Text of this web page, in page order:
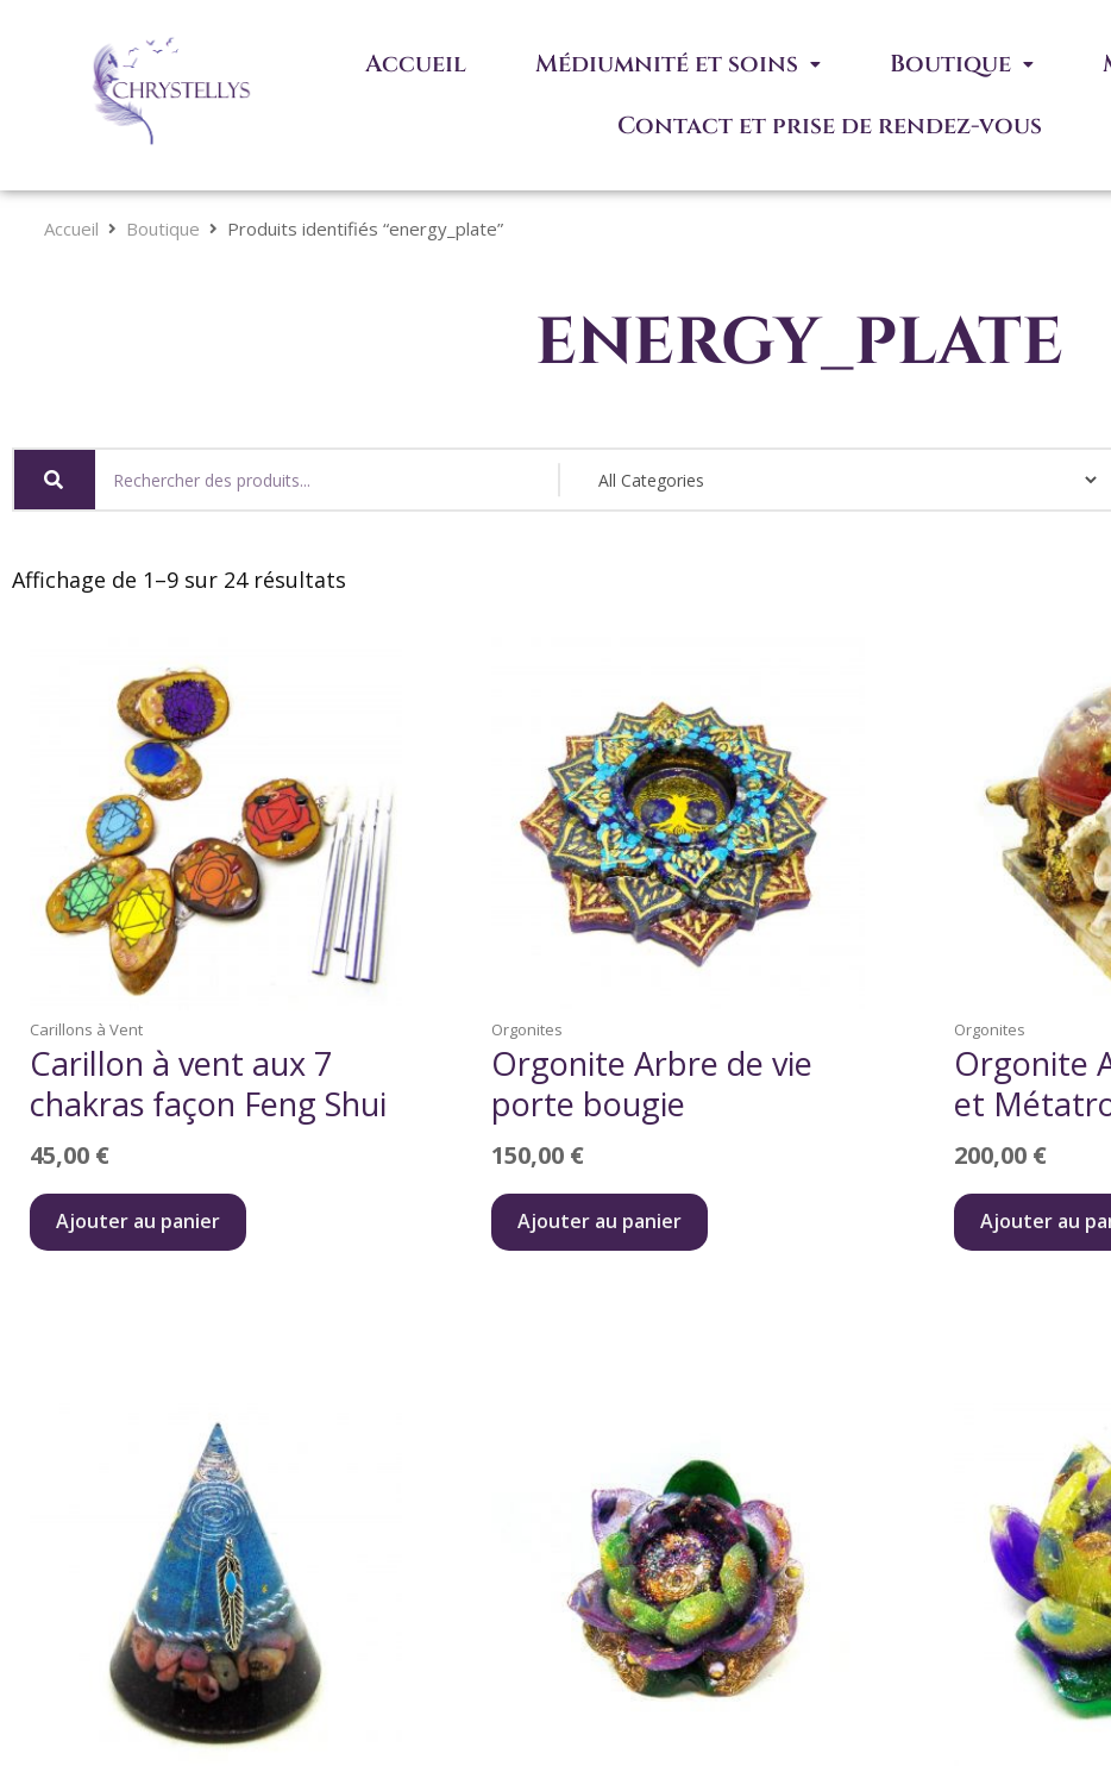
Accueil Médiumnité et soins Boutique
Contact et prise de rendez-vous
Accueil Boutique Produits identifiés “energy_plate”
energy_plate
Affichage de 1–9 sur 24 résultats
Carillons à Vent
Carillon à vent aux 7
chakras façon Feng Shui
45,00 €
Ajouter au panier
Orgonites
Orgonite Arbre de vie
porte bougie
150,00 €
Ajouter au panier
Orgonites
Orgonite
et
200,00 €
Ajouter au